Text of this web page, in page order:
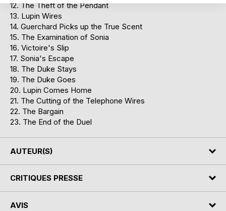
12. The Theft of the Pendant
13. Lupin Wires
14. Guerchard Picks up the True Scent
15. The Examination of Sonia
16. Victoire's Slip
17. Sonia's Escape
18. The Duke Stays
19. The Duke Goes
20. Lupin Comes Home
21. The Cutting of the Telephone Wires
22. The Bargain
23. The End of the Duel
AUTEUR(S)
CRITIQUES PRESSE
AVIS